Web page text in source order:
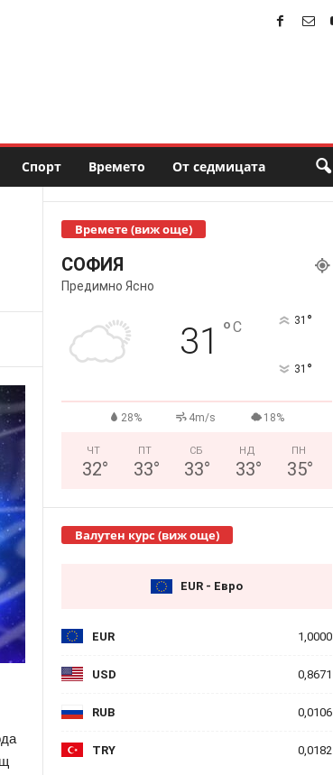
Спорт Времето От седмицата
Времете (виж още)
СОФИЯ
Предимно Ясно
31 °C 31 °
31 °
28% 4m/s 18%
ЧТ
32°
ПТ
33°
СБ
33°
НД
33°
ПН
35°
Валутен курс (виж още)
EUR - Евро
EUR 1,0000
USD 0,8671
RUB 0,0106
TRY 0,0182